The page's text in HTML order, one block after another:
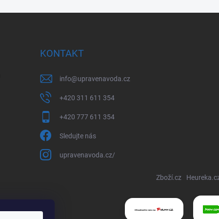
KONTAKT
info@upravenavoda.cz
+420 311 611 354
+420 777 611 354
Sledujte nás
upravenavoda.cz/
Zboží.cz